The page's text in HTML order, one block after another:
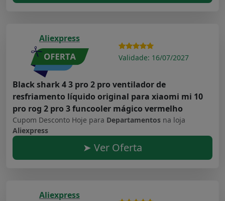
Aliexpress
Validade: 16/07/2027
Black shark 4 3 pro 2 pro ventilador de
resfriamento líquido original para xiaomi mi 10
pro rog 2 pro 3 funcooler mágico vermelho
Cupom Desconto Hoje para Departamentos na loja
Aliexpress
➤ Ver Oferta
Aliexpress